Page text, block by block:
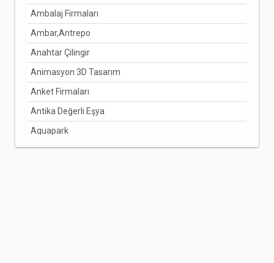
Ambalaj Firmaları
Ambar,Antrepo
Anahtar Çilingir
Animasyon 3D Tasarım
Anket Firmaları
Antika Değerli Eşya
Aquapark
Arabuluculuk Hizmetleri